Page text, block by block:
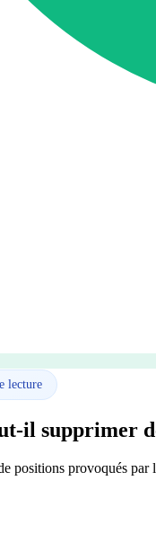
lecture
il supprimer
positions provoqués